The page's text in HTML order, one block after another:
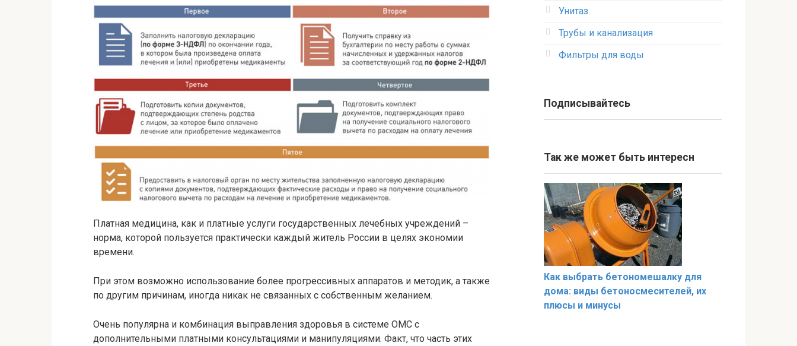
Платная медицина, как и платные услуги государственных лечебных учреждений –
норма, которой пользуется практически каждый житель России в целях экономии
времени.
При этом возможно использование более прогрессивных аппаратов и методик, а также
по другим причинам, иногда никак не связанных с собственным желанием.
Очень популярна и комбинация выправления здоровья в системе ОМС с
дополнительными платными консультациями и манипуляциями. Факт, что часть этих
Унитаз
Трубы и канализация
Фильтры для воды
Подписывайтесь
Так же может быть интересн
Как выбрать бетономешалку для
дома: виды бетоносмесителей, их
плюсы и минусы